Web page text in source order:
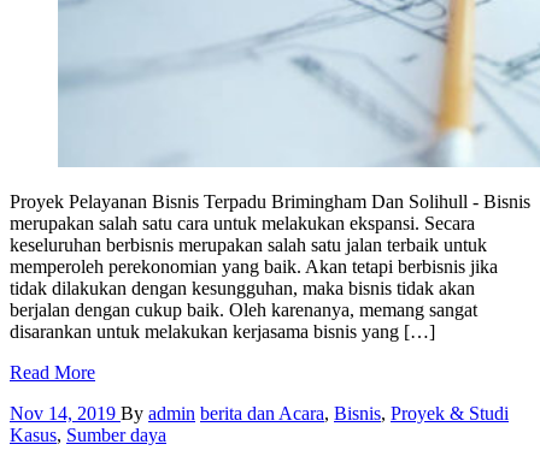
Proyek Pelayanan Bisnis Terpadu Brimingham Dan Solihull - Bisnis
merupakan salah satu cara untuk melakukan ekspansi. Secara
keseluruhan berbisnis merupakan salah satu jalan terbaik untuk
memperoleh perekonomian yang baik. Akan tetapi berbisnis jika
tidak dilakukan dengan kesungguhan, maka bisnis tidak akan
berjalan dengan cukup baik. Oleh karenanya, memang sangat
disarankan untuk melakukan kerjasama bisnis yang […]
Read More
Nov 14, 2019 By admin berita dan Acara, Bisnis, Proyek & Studi
Kasus, Sumber daya